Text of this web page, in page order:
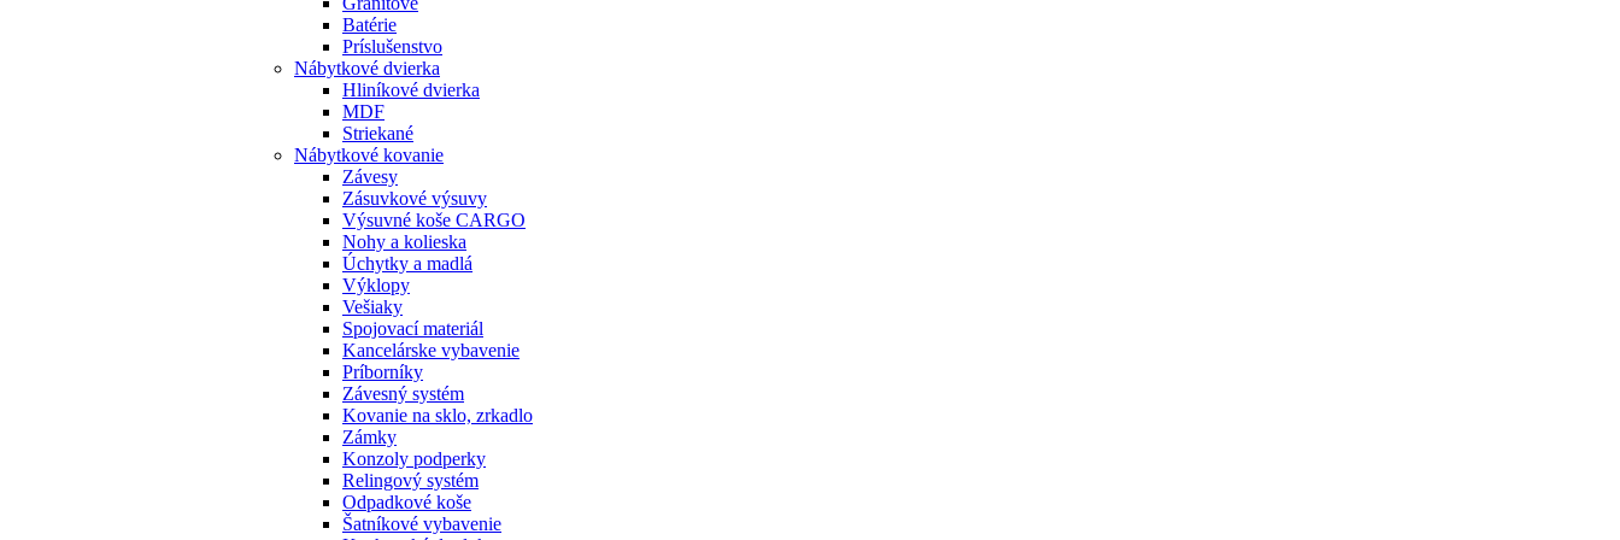
Batérie
Príslušenstvo
Nábytkové dvierka
Hliníkové dvierka
MDF
Striekané
Nábytkové kovanie
Závesy
Zásuvkové výsuvy
Výsuvné koše CARGO
Nohy a kolieska
Úchytky a madlá
Výklopy
Vešiaky
Spojovací materiál
Kancelárske vybavenie
Príborníky
Závesný systém
Kovanie na sklo, zrkadlo
Zámky
Konzoly podperky
Relingový systém
Odpadkové koše
Šatníkové vybavenie